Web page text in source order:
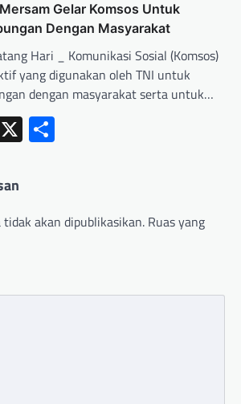
Gelar Komsos Untuk
Dengan Masyarakat
Hari _ Komunikasi Sosial (Komsos)
yang digunakan oleh TNI untuk
dengan masyarakat serta untuk…
X
akan dipublikasikan. Ruas yang